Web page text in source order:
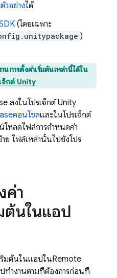
วอย่างได้
(โดยเฉพาะ
)
นการตั้งค่าเริ่มต้นเหล่านี้ได้ใน
จ็กต์ Unity
ลงในโปรเจ็กต์ Unity
คอนโซลและในโปรเจ็กต์
หลดไฟล์การกำหนดค่า
ย ไฟล์เหล่านั้นไปยังโปร
ค่า
ต้นในแอป
ริ่มต้นในแอปในRemote
ทำงานตามที่ต้องการก่อนที่